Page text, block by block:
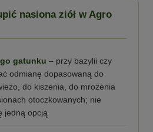
nasiona ziół w Agro
gatunku – przy bazylii czy
odmianę dopasowaną do
do kiszenia, do mrożenia
otoczkowanych; nie
jedną opcją